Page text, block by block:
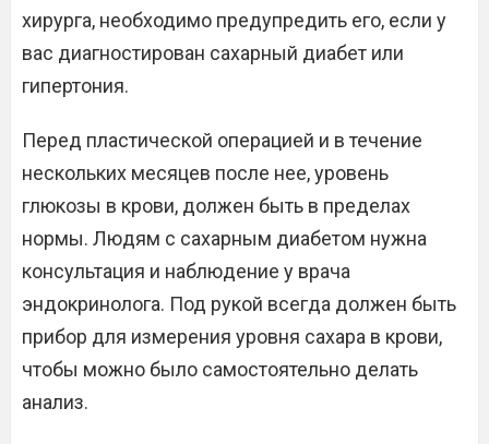
хирурга, необходимо предупредить его, если у
вас диагностирован сахарный диабет или
гипертония.
Перед пластической операцией и в течение
нескольких месяцев после нее, уровень
глюкозы в крови, должен быть в пределах
нормы. Людям с сахарным диабетом нужна
консультация и наблюдение у врача
эндокринолога. Под рукой всегда должен быть
прибор для измерения уровня сахара в крови,
чтобы можно было самостоятельно делать
анализ.